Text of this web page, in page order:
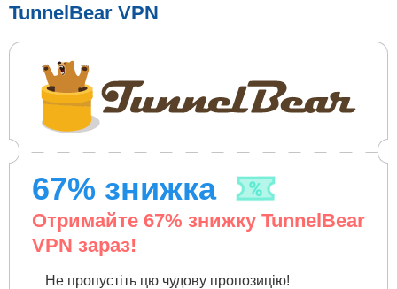
TunnelBear VPN
67% знижка
Отримайте 67% знижку TunnelBear
VPN зараз!
Не пропустіть цю чудову пропозицію!